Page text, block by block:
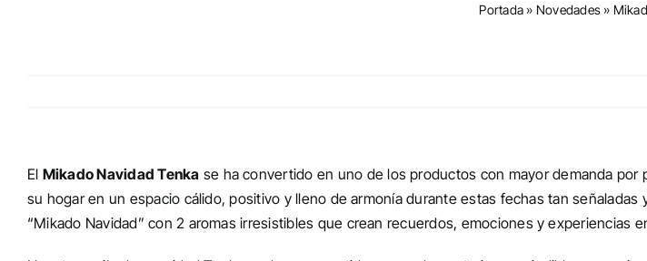
Portada» Novedades»
El Mikado Navidad Tenka se ha convertido en uno de los productos con mayor demanda
su hogar en un espacio cálido, positivo y lleno de armonía durante estas fechas tan
“Mikado Navidad” con 2 aromas irresistibles que crean recuerdos, emociones y experiencias